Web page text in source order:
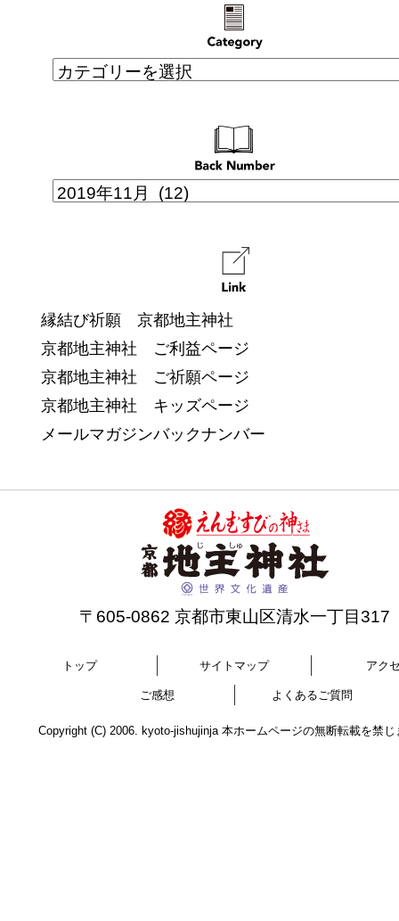
縁結び祈願 京都地主神社
京都地主神社 ご利益ページ
京都地主神社 ご祈願ページ
京都地主神社 キッズページ
メールマガジンバックナンバー
〒605-0862 京都市東山区清水一丁目317
トップ サイトマップ アク
ご感想 よくあるご質問
Copyright (C) 2006. kyoto-jishujinja 本ホームページの無断転載を禁じ